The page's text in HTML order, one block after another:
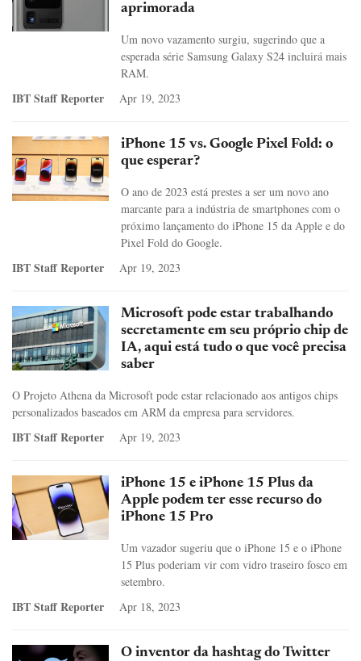
aprimorada
Um novo vazamento surgiu, sugerindo que a
esperada série Samsung Galaxy S24 incluirá mais
RAM.
IBT Staff Reporter Apr 19, 2023
iPhone 15 vs. Google Pixel Fold: o
que esperar?
O ano de 2023 está prestes a ser um novo ano
marcante para a indústria de smartphones com o
próximo lançamento do iPhone 15 da Apple e do
Pixel Fold do Google.
IBT Staff Reporter Apr 19, 2023
Microsoft pode estar trabalhando
secretamente em seu próprio chip de
IA, aqui está tudo o que você precisa
saber
O Projeto Athena da Microsoft pode estar relacionado aos antigos chips
personalizados baseados em ARM da empresa para servidores.
IBT Staff Reporter Apr 19, 2023
iPhone 15 e iPhone 15 Plus da
Apple podem ter esse recurso do
iPhone 15 Pro
Um vazador sugeriu que o iPhone 15 e o iPhone
15 Plus poderiam vir com vidro traseiro fosco em
setembro.
IBT Staff Reporter Apr 18, 2023
O inventor da hashtag do Twitter